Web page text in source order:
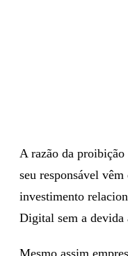
A razão da proibição
seu responsável
investimento
Digital sem a devida
Mesmo assim